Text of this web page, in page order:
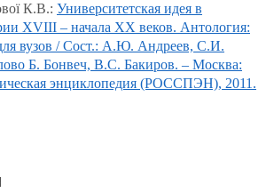
К.В.: Университетская идея в
XVIII – начала XX веков. Антология:
вузов / Сост.: А.Ю. Андреев, С.И.
Б. Бонвеч, В.С. Бакиров. – Москва:
энциклопедия (РОССПЭН), 2011.